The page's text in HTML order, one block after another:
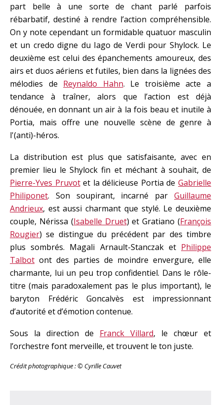
part belle à une sorte de chant parlé parfois
rébarbatif, destiné à rendre l’action compréhensible.
On y note cependant un formidable quatuor masculin
et un credo digne du Iago de Verdi pour Shylock. Le
deuxième est celui des épanchements amoureux, des
airs et duos aériens et futiles, bien dans la lignées des
mélodies de Reynaldo Hahn. Le troisième acte a
tendance à traîner, alors que l’action est déjà
dénouée, en donnant un air à la fois beau et inutile à
Portia, mais offre une nouvelle scène de genre à
l'(anti)-héros.
La distribution est plus que satisfaisante, avec en
premier lieu le Shylock fin et méchant à souhait, de
Pierre-Yves Pruvotet la délicieuse Portia deGabrielle
Philiponet. Son soupirant, incarné par Guillaume
Andrieux, est aussi charmant que stylé. Le deuxième
couple, Nérissa (Isabelle Druet) et Gratiano (François
Rougier) se distingue du précédent par des timbre
plus sombrés. Magali Arnault-Stanczak et Philippe
Talbot ont des parties de moindre envergure, elle
charmante, lui un peu trop confidentiel. Dans le rôle-
titre (mais paradoxalement pas le plus important), le
baryton Frédéric Goncalvès est impressionnant
d’autorité et d’émotion contenue.
Sous la direction de Franck Villard, le chœur et
l’orchestre font merveille, et trouvent le ton juste.
Crédit photographique : © Cyrille Cauvet